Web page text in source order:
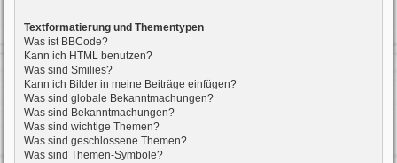
Textformatierung und Thementypen
Was ist BBCode?
Kann ich HTML benutzen?
Was sind Smilies?
Kann ich Bilder in meine Beiträge einfügen?
Was sind globale Bekanntmachungen?
Was sind Bekanntmachungen?
Was sind wichtige Themen?
Was sind geschlossene Themen?
Was sind Themen-Symbole?